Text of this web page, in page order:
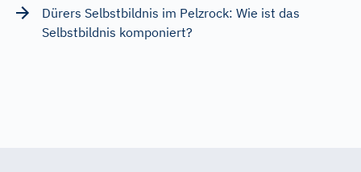
Dürers Selbstbildnis im Pelzrock: Wie ist das
Selbstbildnis komponiert?